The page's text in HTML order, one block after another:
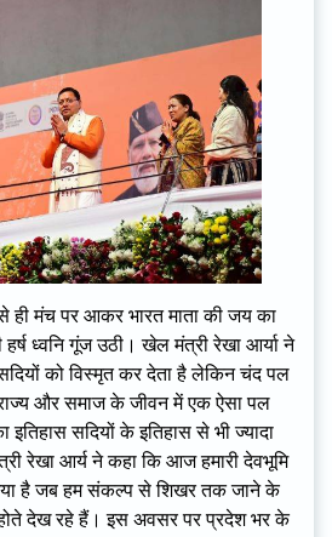
ही मंच पर आकर भारत माता की जय का
हर्ष ध्वनि गूंज उठी। खेल मंत्री रेखा आर्या ने
को विस्मृत कर देता है लेकिन चंद पल
और समाज के जीवन में एक ऐसा पल
सदियों के इतिहास से भी ज्यादा
रेखा आर्य ने कहा कि आज हमारी देवभूमि
है जब हम संकल्प से शिखर तक जाने के
देख रहे हैं। इस अवसर पर प्रदेश भर के